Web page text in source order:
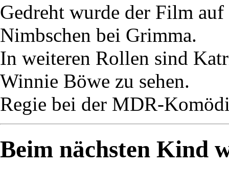
Gedreht wurde der Film
Nimbschen bei Grimma.
In weiteren Rollen sind
Winnie Böwe zu sehen.
Regie bei der MDR-
Beim nächsten Kind